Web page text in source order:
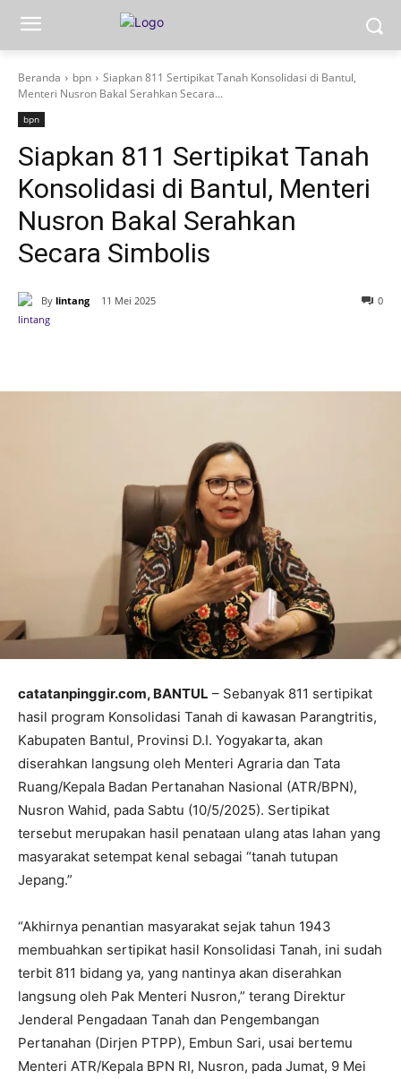
Beranda bpn
Siapkan 811 Sertipikat Tanah Konsolidasi di Bantul,
Menteri Nusron Bakal Serahkan Secara...
bpn
Siapkan 811 Sertipikat Tanah
Konsolidasi di Bantul, Menteri
Nusron Bakal Serahkan
Secara Simbolis
By lintang 11 Mei 2025 0
catatanpinggir.com, BANTUL – Sebanyak 811 sertipikat
hasil program Konsolidasi Tanah di kawasan Parangtritis,
Kabupaten Bantul, Provinsi D.I. Yogyakarta, akan
diserahkan langsung oleh Menteri Agraria dan Tata
Ruang/Kepala Badan Pertanahan Nasional (ATR/BPN),
Nusron Wahid, pada Sabtu (10/5/2025). Sertipikat
tersebut merupakan hasil penataan ulang atas lahan yang
masyarakat setempat kenal sebagai “tanah tutupan
Jepang.”
“Akhirnya penantian masyarakat sejak tahun 1943
membuahkan sertipikat hasil Konsolidasi Tanah, ini sudah
terbit 811 bidang ya, yang nantinya akan diserahkan
langsung oleh Pak Menteri Nusron,” terang Direktur
Jenderal Pengadaan Tanah dan Pengembangan
Pertanahan (Dirjen PTPP), Embun Sari, usai bertemu
Menteri ATR/Kepala BPN RI, Nusron, pada Jumat, 9 Mei